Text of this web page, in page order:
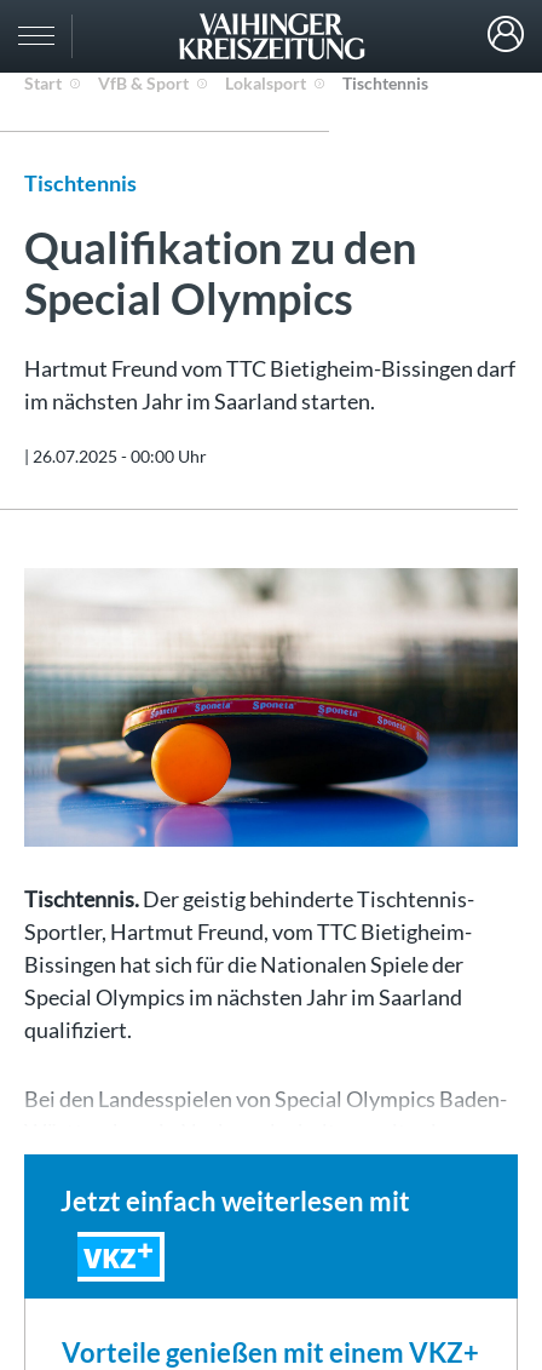
Start VfB & Sport Lokalsport Tischtennis
Tischtennis
Qualifikation zu den
Special Olympics
Hartmut Freund vom TTC Bietigheim-Bissingen darf
im nächsten Jahr im Saarland starten.
| 26.07.2025 - 00:00 Uhr
Tischtennis.Der geistig behinderte Tischtennis-
Sportler, Hartmut Freund, vom TTC Bietigheim-
Bissingen hat sich für die Nationalen Spiele der
Special Olympics im nächsten Jahr im Saarland
qualifiziert.
Bei den Landesspielen von Special Olympics Baden-
Jetzt einfach weiterlesen mit
VKZ
Vorteile genießen mit einem VKZ+